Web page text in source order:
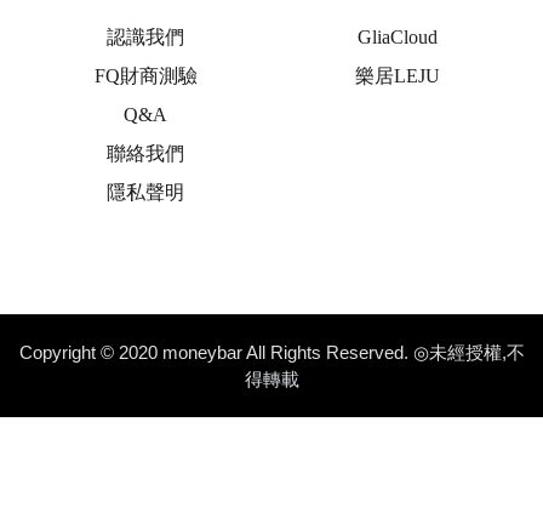
認識我們
FQ財商測驗
Q&A
聯絡我們
隱私聲明
GliaCloud
樂居LEJU
Copyright © 2020 moneybar All Rights Reserved. ◎未經授權,不
得轉載